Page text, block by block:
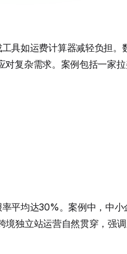
具如运费计算器减轻负担。
复杂需求。案例包括一家
平均达30%。案例中，中
独立站运营自然贯穿，强调